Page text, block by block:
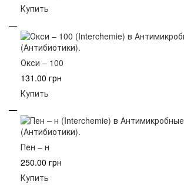
Купить
Окси – 100
131.00 грн
Купить
Пен – н
250.00 грн
Купить